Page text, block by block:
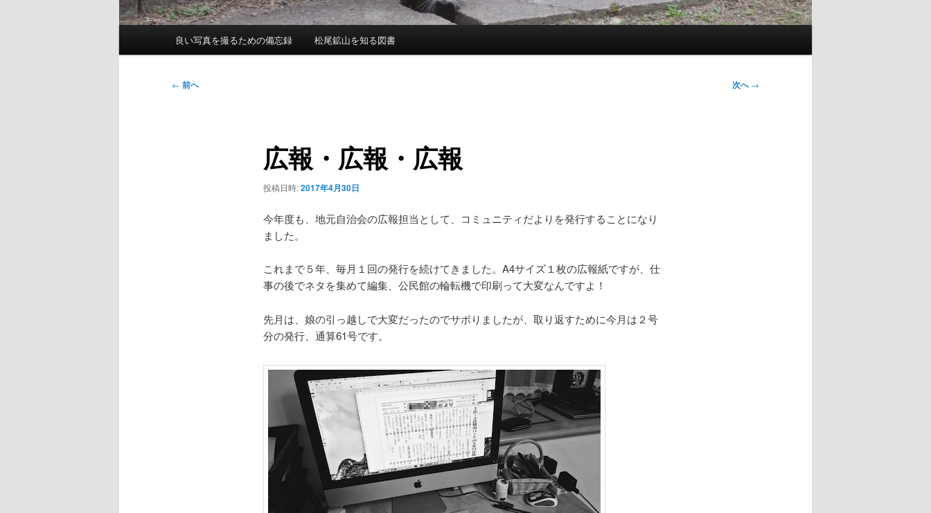
良い写真を撮るための備忘録 松尾鉱山を知る図書
投
← 前へ 次へ→
広報・広報・広報
投稿日時:2017年4月30日
今年度も、地元自治会の広報担当として、コミュニティだよりを発行することになり
ました。
これまで５年、毎月１回の発行を続けてきました。A4サイズ１枚の広報紙ですが、仕
事の後でネタを集めて編集、公民館の輪転機で印刷って大変なんですよ！
先月は、娘の引っ越しで大変だったのでサボりましたが、取り返すために今月は２号
分の発行、通算61号です。